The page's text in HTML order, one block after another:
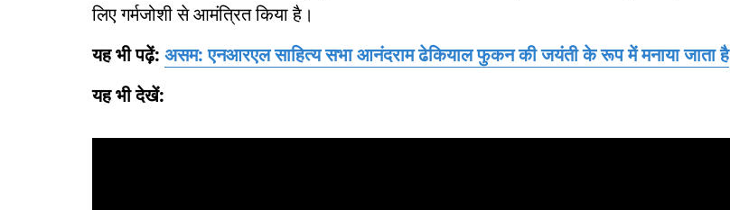
लिए गर्मजोशी से आमंत्रित किया है।
यह भी पढ़ें: असम: एनआरएल साहित्य सभा आनंदराम ढेकियाल फुकन की जयंती के रूप में मनाया जाता है
यह भी देखें: